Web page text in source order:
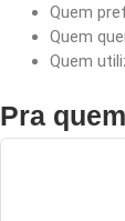
Quem
Quem
Quem
Pra